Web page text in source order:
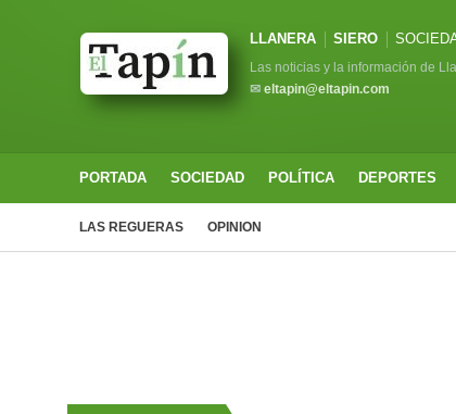
LLANERA SIERO
Las noticias y la información de
✉ eltapin@eltapin.com
PORTADA SOCIEDAD POLÍTICA DEPORTES
LAS REGUERAS OPINION